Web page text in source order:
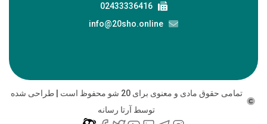
02433336416
تمامی حقوق مادی و معنوی برای 20 شو محفوظ است | طراحی شده
توسط آرتا رسانه